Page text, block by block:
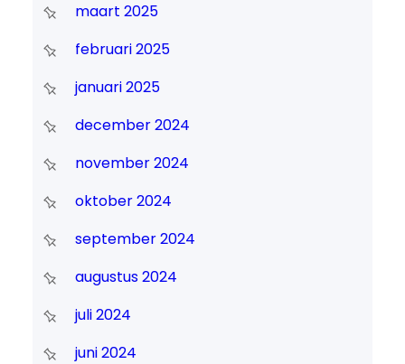
maart 2025
februari 2025
januari 2025
december 2024
november 2024
oktober 2024
september 2024
augustus 2024
juli 2024
juni 2024